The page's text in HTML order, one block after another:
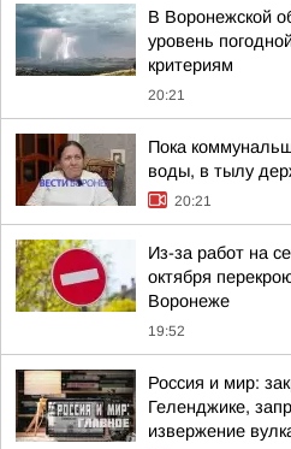
В Воронежской
уровень
критериям
20:21
Пока
воды, в тылу
20:21
Из-за работ на
октября
Воронеже
19:52
Россия и мир:
Геленджике,
извержение